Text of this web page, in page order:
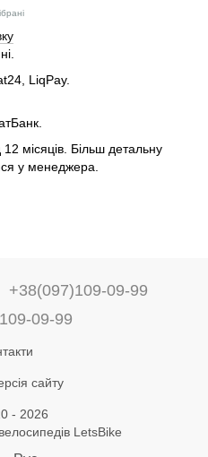
LiqPay.
12 місяців. Більш детальну
у менеджера.
+38(097)109-09-99
09-99
сайту
- 2026
LetsBike